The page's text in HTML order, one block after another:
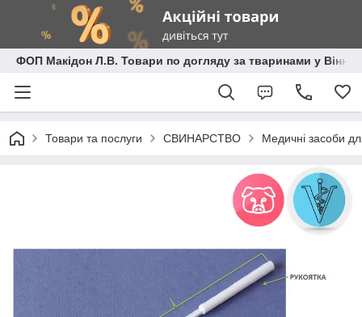
ФОП Макідон Л.В. Товари по догляду за тваринами у
Товари та послуги СВИНАРСТВО Медичні засоби